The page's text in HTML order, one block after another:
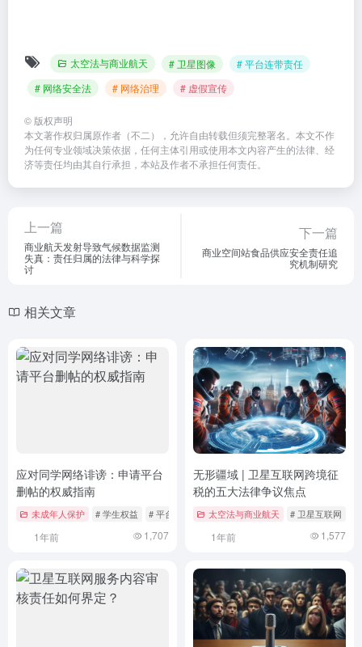
太空法与商业航天 # 卫星图像
# 平台连带责任
# 网络安全法
# 网络治理 # 虚假宣传
© 版权声明
本文著作权归属原作者（不二），允许自由转载但须完整署名。本文不作
为任何专业领域决策依据，任何主体引用或使用本文内容产生的法律、经
济等责任均由其自行承担，本站及作者不承担任何责任。
上一篇
商业航天发射导致气候数据监测
失真：责任归属的法律与科学探
讨
下一篇
商业空间站食品供应安全责任追
究机制研究
相关文章
应对同学网络诽谤：申请平台
删帖的权威指南
未成年人保护 # 学生权益 # 平台删帖 # 法律维权
1年前 1,707
无形疆域 | 卫星互联网跨境征
税的五大法律争议焦点
太空法与商业航天 # 卫星互联网
1年前 1,577